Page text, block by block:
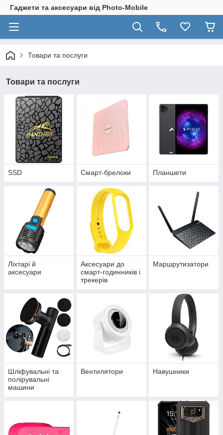
Гаджети та аксесуари від Photo-Mobile
Товари та послуги
Товари та послуги
SSD Смарт-брелоки Планшети
Ліхтарі й
аксесуари
Аксесуари до
смарт-годинників і
трекерів
Маршрутизатори
Шліфувальні та
полірувальні
машини
Вентилятори Навушники